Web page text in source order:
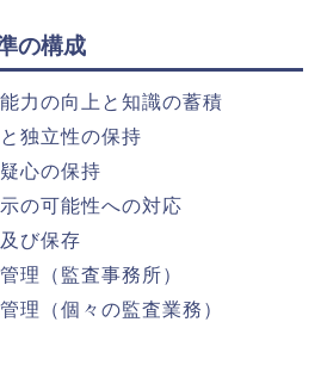
の構成
力の向上と知識の蓄積
独立性の保持
心の保持
の可能性への対応
び保存
理（監査事務所）
理（個々の監査業務）